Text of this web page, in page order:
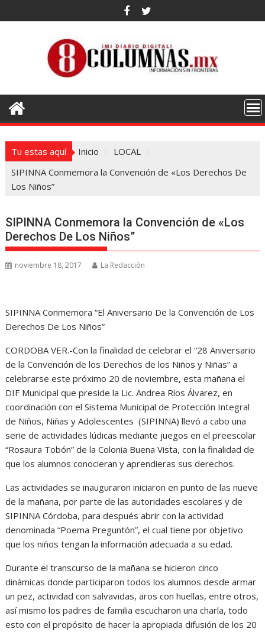
al
Tu estas aquí Inicio
LOCAL
SIPINNA Conmemora la Convención de «Los Derechos De
Los Niños”
SIPINNA Conmemora la Convención de «Los
Derechos De Los Niños”
noviembre 18, 2017 La Redacción
SIPINNA Conmemora “El Aniversario De la Convención de Los
Derechos De Los Niños”
CORDOBA VER.-Con la finalidad de celebrar el “28 Aniversario
de la Convención de los Derechos de los Niños y Niñas” a
celebrarse este próximo 20 de noviembre, esta mañana el
DIF Municipal que preside la Lic. Andrea Ríos Álvarez, en
coordinación con el Sistema Municipal de Protección Integral
de Niños, Niñas y Adolescentes (SIPINNA) llevó a cabo una
serie de actividades lúdicas mediante juegos en el preescolar
“Rosaura Tobón” de la Colonia Buena Vista, con la finalidad de
que los alumnos conocieran y aprendieras sus derechos.
Las actividades se inauguraron iniciaron en punto de las nueve
de la mañana, por parte de las autoridades escolares y de
SIPINNA Córdoba, para después abrir con la actividad
denominada “Poema Preguntón”, el cual tiene por objetivo
que los niños tengan la información adecuada a su edad.
Durante el transcurso de la mañana se hicieron cinco
dinámicas donde participaron todos los alumnos desde armar
un pez, actividad con salvavidas, aros con huellas, entre otros,
así mismo los padres de familia escucharon una charla, todo
esto con el propósito de hacer la apropiada difusión de los 20